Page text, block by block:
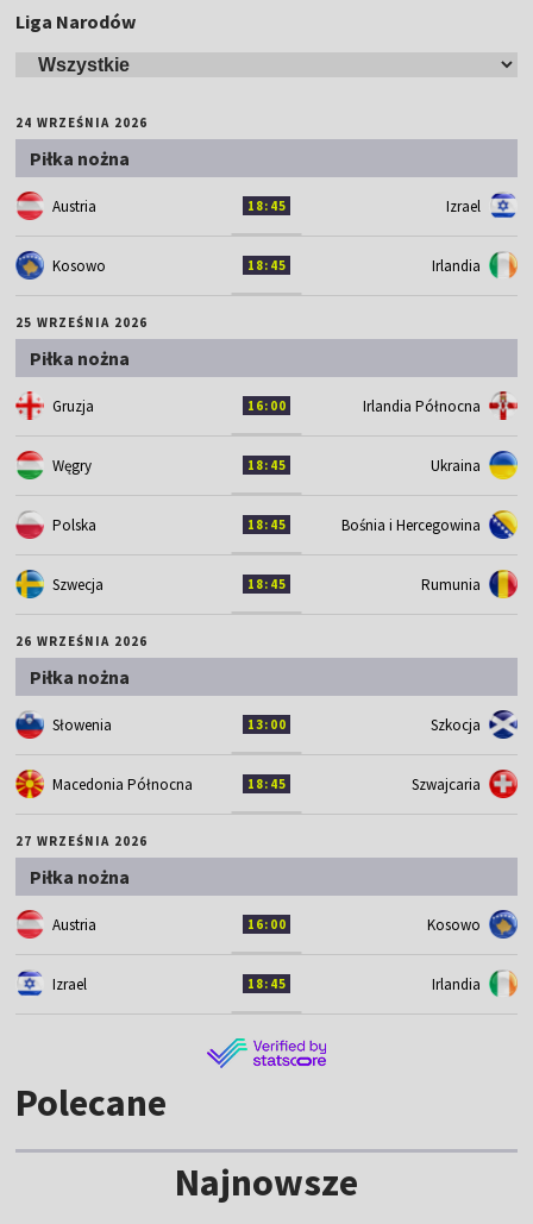
Liga Narodów
24 WRZEŚNIA 2026
Piłka nożna
Austria 18:45 Izrael
Kosowo 18:45 Irlandia
25 WRZEŚNIA 2026
Piłka nożna
Gruzja 16:00 Irlandia Północna
Węgry 18:45 Ukraina
Polska 18:45 Bośnia i Hercegowina
Szwecja 18:45 Rumunia
26 WRZEŚNIA 2026
Piłka nożna
Słowenia 13:00 Szkocja
Macedonia Północna 18:45 Szwajcaria
27 WRZEŚNIA 2026
Piłka nożna
Austria 16:00 Kosowo
Izrael 18:45 Irlandia
Polecane
Najnowsze